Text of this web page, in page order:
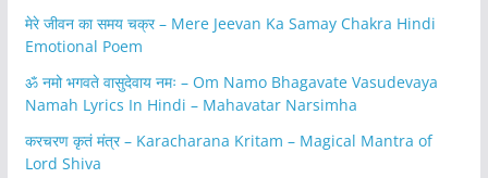
मेरे जीवन का समय चक्र – Mere Jeevan Ka Samay Chakra Hindi
Emotional Poem
ॐ नमो भगवते वासुदेवाय नमः – Om Namo Bhagavate Vasudevaya
Namah Lyrics In Hindi – Mahavatar Narsimha
करचरण कृतं मंत्र – Karacharana Kritam – Magical Mantra of
Lord Shiva